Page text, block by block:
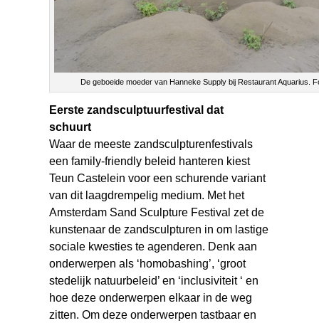
De geboeide moeder van Hanneke Supply bij Restaurant Aquarius.
Eerste zandsculptuurfestival dat
schuurt
Waar de meeste zandsculpturenfestivals
een family-friendly beleid hanteren kiest
Teun Castelein voor een schurende variant
van dit laagdrempelig medium. Met het
Amsterdam Sand Sculpture Festival zet de
kunstenaar de zandsculpturen in om lastige
sociale kwesties te agenderen. Denk aan
onderwerpen als ‘homobashing’, ‘groot
stedelijk natuurbeleid’ en ‘inclusiviteit ‘ en
hoe deze onderwerpen elkaar in de weg
zitten. Om deze onderwerpen tastbaar en